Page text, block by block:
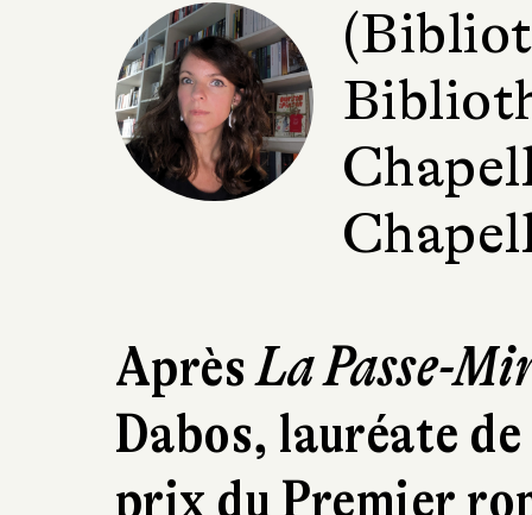
AprèsLa Passe-
Dabos, lauréate
prix du Premier